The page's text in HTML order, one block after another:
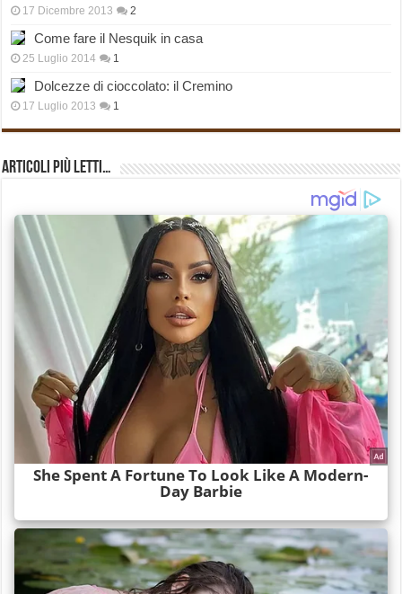
17 Dicembre 2013 2
Come fare il Nesquik in casa
25 Luglio 2014 1
Dolcezze di cioccolato: il Cremino
17 Luglio 2013 1
Articoli più Letti…